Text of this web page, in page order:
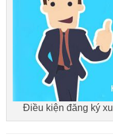
Điều kiện đăng ký